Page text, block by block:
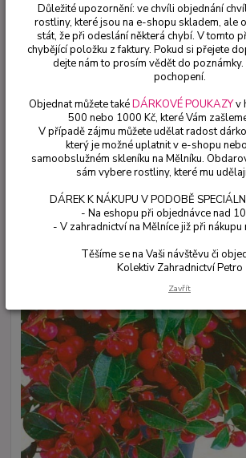
Trvalky
Gaultheria Proc. Red Baron)
cena na prodejně
Gaultheria Proc. Red
Indiánský penicilín-
na prodejně
Důležité upozornění: ve chvíli objednání
rostliny, které jsou na e-shopu skladem, ale
stát, že při odeslání některá chybí. V tomto
chybějící položku z faktury. Pokud si přejete
dejte nám to prosím vědět do poznámky.
pochopení.
Objednat můžete takéDÁRKOVÉ POUKAZYv
500 nebo 1000 Kč, které Vám
V případě zájmu můžete udělat radost
který je možné uplatnit v e-shopu
samoobslužném skleníku na Mělníku.
sám vybere rostliny, které mu
DÁREK K NÁKUPU V PODOBĚ
- Na eshopu při objednávce nad
- V zahradnictví na Mělníce již při nákupu
Těšíme se na Vaši návštěvu či
Kolektiv Zahradnictví Petro
Zavřít